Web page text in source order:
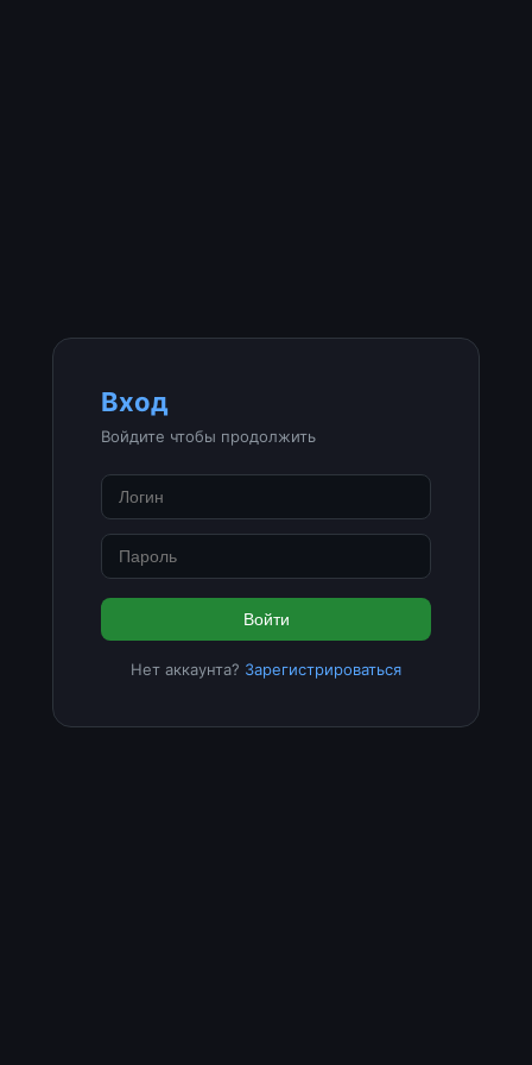
Вход
Войдите чтобы продолжить
Войти
Нет аккаунта? Зарегистрироваться